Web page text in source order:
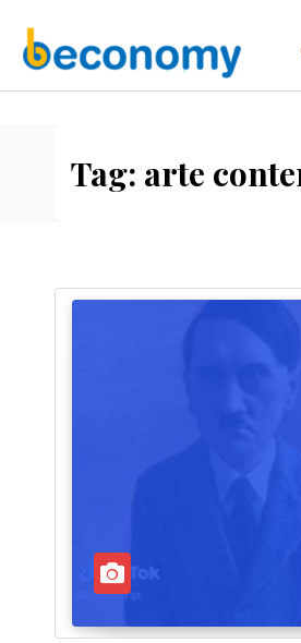
Tag: arte